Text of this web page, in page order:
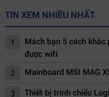
TIN XEM NHIỀU NHẤT
1
Mách bạn 5 cách
được wifi
2
Mainboard MSI MAG
3 Thiết bị trình chiếu